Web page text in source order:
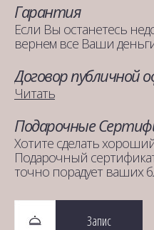
Гарантия
Если Вы останетесь
вернем все Ваши
Договор публичной
Читать
Подарочные
Хотите сделать
Подарочный
точно порадует ваших
Запис